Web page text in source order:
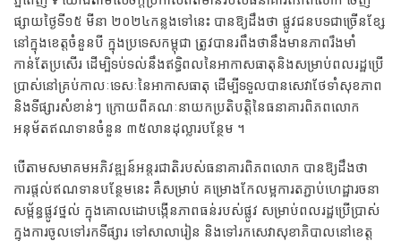
ផ្សាយ​ថ្ងៃទី​១៥ មីនា ២០២៤​កន្លងទៅនេះ ​បានឱ្យដឹងថា ផ្លូវជនបទ​ជាច្រើន​ខ្សែ​
នៅក្នុង​ខេត្ត​ចំនួន​បី ក្នុង​ប្រទេស​កម្ពុជា ត្រូវ​បាន​រពឹង​ថា​នឹង​មានភាពរឹងមាំ
កាន់តែប្រសើរ ដើម្បិទប់ទល់​នឹង​ឥទ្ធិពល​នៃអាកាស​ធាតុ​និ​ងសម្រាប់ពលរដ្ឋ​ប្រើ​
ប្រាស់​នៅគ្រប់​កាលៈទេសៈ​នៃអាកាសធាតុ ដើម្បីទទួលបានសេវា​ថែទាំ​សុខភាព​
និងទីផ្សារ​សំខាន់ៗ ​ក្រោយពី​គណៈនាយក​ប្រតិបត្តិនៃធនាគារ​ពិភពលោក​
អនុម័ត​ឥណទាន​ចំនួន​ ៣៥​លាន​ដុល្លារ​បន្ថែម ។
បើតាមសមាគម​អភិវឌ្ឍន៍អន្តរជាតិរបស់ធនាគារ​ពិភពលោក​ បានឱ្យដឹងថា
ការផ្ដល់ឥណទាន​បន្ថែម​នេះ គឺសម្រាប់ គម្រោង​កែលម្អ​ការតភ្ជាប់​ហេដ្ឋារចនា
សម្ព័ន្ធផ្លូវថ្នល់ ក្នុង​គោលដោបង្កើនភាពធន់​របស់​ផ្លូវ​ សម្រាប់ពលរដ្ឋ​ប្រើប្រាស់​
ក្នុងការ​ចូលទៅ​រក​ទីផ្សារ ទៅសាលា​រៀន និងទៅរកសេវា​សុខាភិបាល​នៅខេត្ត​